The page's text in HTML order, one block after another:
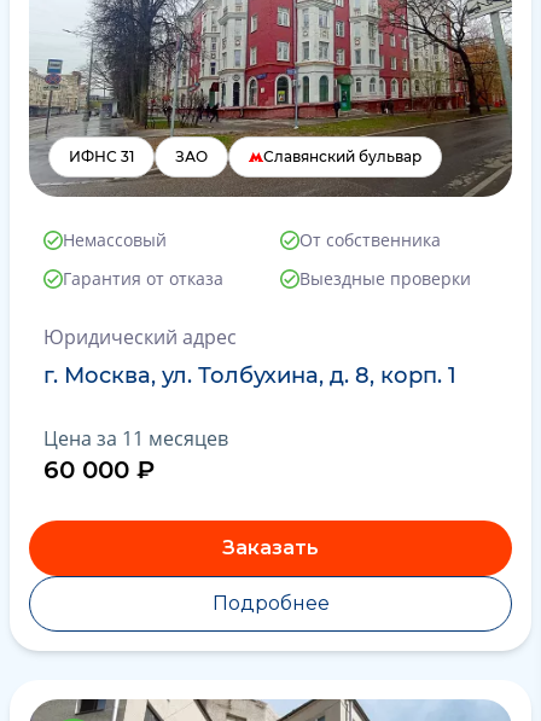
ИФНС 31 ЗАО Славянский бульвар
Немассовый
От собственника
Гарантия от отказа
Выездные проверки
Юридический адрес
г. Москва, ул. Толбухина, д. 8, корп. 1
Цена за 11 месяцев
60 000 ₽
Заказать
Подробнее